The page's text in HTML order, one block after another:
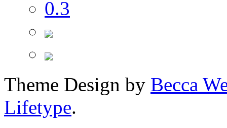
Theme Design by Becca
Lifetype.